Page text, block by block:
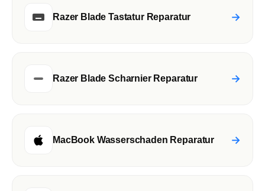
Razer Blade Tastatur Reparatur →
Razer Blade Scharnier Reparatur →
MacBook Wasserschaden Reparatur →